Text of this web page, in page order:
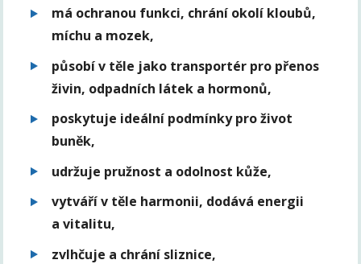
má ochranou funkci, chrání okolí kloubů,
míchu a mozek,
působí v těle jako transportér pro přenos
živin, odpadních látek a hormonů,
poskytuje ideální podmínky pro život
buněk,
udržuje pružnost a odolnost kůže,
vytváří v těle harmonii, dodává energii
a vitalitu,
zvlhčuje a chrání sliznice,